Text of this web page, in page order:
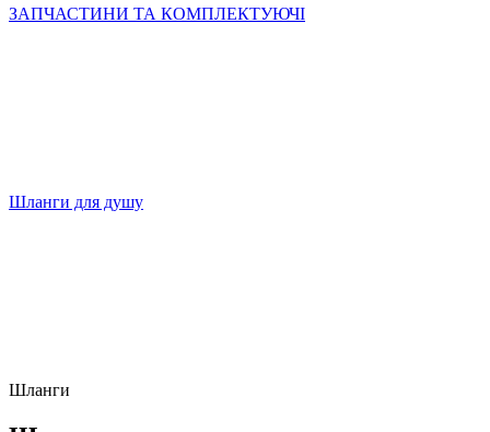
ЗАПЧАСТИНИ ТА КОМПЛЕКТУЮЧІ
Шланги для душу
Шланги